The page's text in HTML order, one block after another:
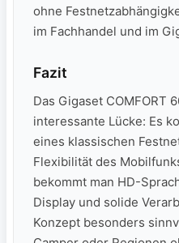
ohne
im Fachhandel und im
Fazit
Das Gigaset COMFORT
interessante Lücke: Es
eines klassischen
Flexibilität des
bekommt man HD-
Display und solide
Konzept besonders